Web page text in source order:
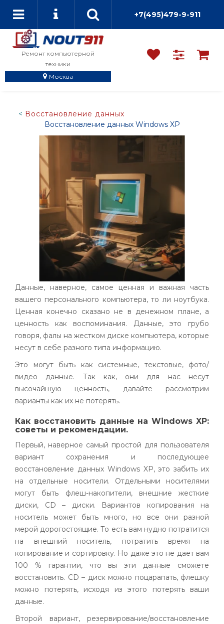
+7(495)479-9-911
Ремонт компьютерной
техники
Москва
Восстановление данных
Восстановление данных Windows XP
Данные, наверное, самое ценная и важная часть
вашего персонального компьютера, то ли ноутбука.
Ценная конечно сказано не в денежном плане, а
ценность как воспоминания. Данные, это грубо
говоря, фалы на жестком диске компьютера, которые
несут в себе разного типа информацию.
Это могут быть как системные, текстовые, фото/
видео данные. Так как, они для нас несут
высочайшую ценность, давайте рассмотрим
варианты как их не потерять.
Как восстановить данные на Windows XP:
советы и рекомендации.
Первый, наверное самый простой для пользователя
вариант сохранения и последующее
восстановление данных WindowsXP, это забить их
на отдельные носители. Отдельными носителями
могут быть флеш-накопители, внешние жесткие
диски, CD – диски. Вариантов копирования на
носитель может быть много, но все они разной
мерой дорогостоящие. То есть вам нудно потратится
на внешний носитель, потратить время на
копирование и сортировку. Но даже это не дает вам
100 % гарантии, что вы эти данные сможете
восстановить. CD – диск можно поцарапать, флешку
можно потерять, исходя из этого потерять ваши
данные.
Второй вариант, резервирование/восстановление